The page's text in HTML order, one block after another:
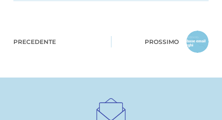
PRECEDENTE PROSSIMO